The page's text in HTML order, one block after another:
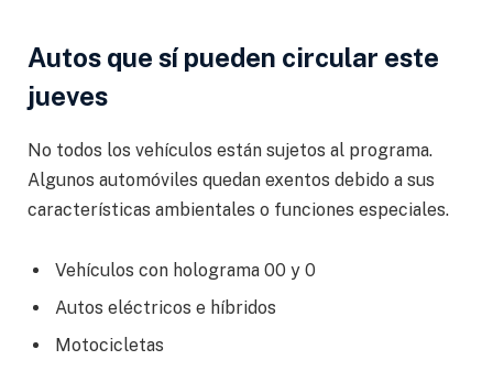
Autos que sí pueden circular este
jueves
No todos los vehículos están sujetos al programa.
Algunos automóviles quedan exentos debido a sus
características ambientales o funciones especiales.
Vehículos con holograma 00 y 0
Autos eléctricos e híbridos
Motocicletas